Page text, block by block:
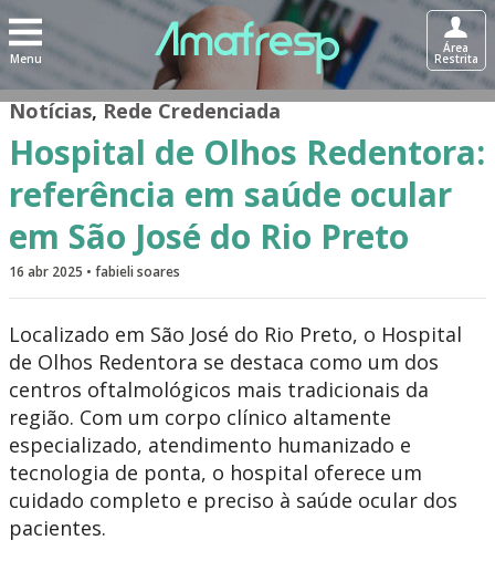
Menu
Área
Restrita
Notícias,Rede Credenciada
Hospital de Olhos Redentora:
referência em saúde ocular
em São José do Rio Preto
16 abr 2025 • fabieli soares
Localizado em São José do Rio Preto, o Hospital
de Olhos Redentora se destaca como um dos
centros oftalmológicos mais tradicionais da
região. Com um corpo clínico altamente
especializado, atendimento humanizado e
tecnologia de ponta, o hospital oferece um
cuidado completo e preciso à saúde ocular dos
pacientes.